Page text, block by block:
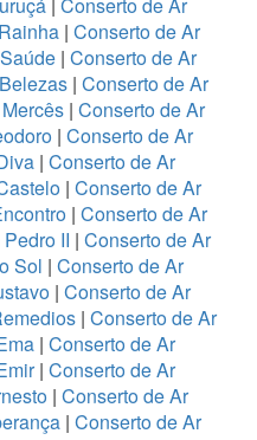
| Conserto de Ar
| Conserto de Ar
| Conserto de Ar
| Conserto de Ar
| Conserto de Ar
| Conserto de Ar
| Conserto de Ar
| Conserto de Ar
II | Conserto de Ar
Sol | Conserto de Ar
| Conserto de Ar
| Conserto de Ar
| Conserto de Ar
| Conserto de Ar
| Conserto de Ar
| Conserto de Ar